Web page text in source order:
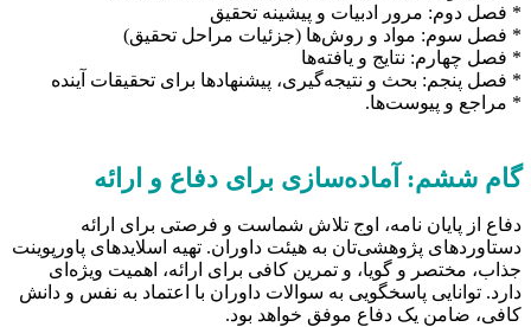
* فصل دوم: مرور ادبیات و پیشینه تحقیق
* فصل سوم: مواد و روش‌ها (جزئیات مراحل تحقیق)
* فصل چهارم: نتایج و یافته‌ها
* فصل پنجم: بحث و نتیجه‌گیری، پیشنهادها برای تحقیقات آینده
* مراجع و پیوست‌ها.
گام ششم: آماده‌سازی برای دفاع و ارائه
دفاع از پایان نامه، اوج تلاش شماست و فرصتی برای ارائه
دستاوردهای پژوهشی‌تان به هیئت داوران. تهیه اسلایدهای پاورپوینت
جذاب، مختصر و گویا، و تمرین کافی برای ارائه، اهمیت ویژه‌ای
دارد. توانایی پاسخگویی به سوالات داوران با اعتماد به نفس و دانش
کافی، ضامن یک دفاع موفق خواهد بود.